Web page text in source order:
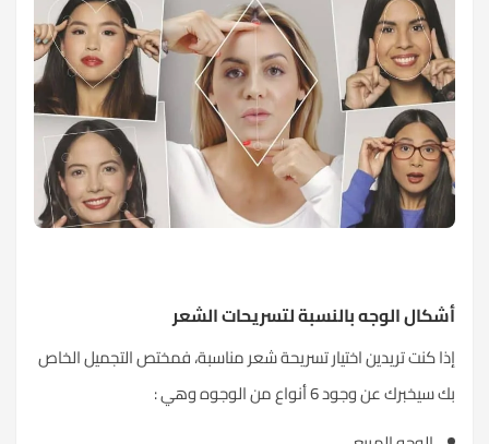
أشكال الوجه بالنسبة لتسريحات الشعر
إذا كنت تريدين اختيار تسريحة شعر مناسبة، فمختص التجميل الخاص
بك سيخبرك عن وجود 6 أنواع من الوجوه وهي :